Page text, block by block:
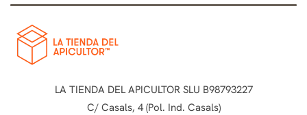
LA TIENDA DEL APICULTOR SLU B98793227
C/ Casals, 4 (Pol. Ind. Casals)